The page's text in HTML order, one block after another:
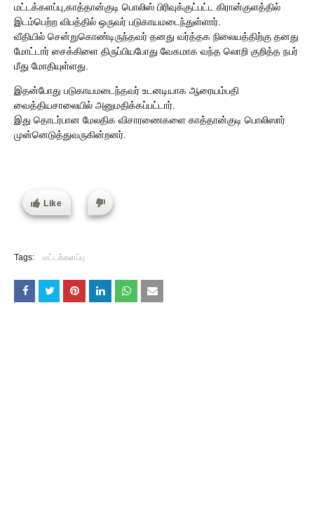
மட்டக்களப்பு,காத்தான்குடி பொலிஸ் பிரிவுக்குட்பட்ட கிரான்குளத்தில்
இடம்பெற்ற விபத்தில் ஒருவர் படுகாயமடைந்துள்ளார்.
வீதியில் சென்றுகொண்டிருந்தவர் தனது வர்த்தக நிலையத்திற்கு தனது
மோட்டார் சைக்கிளை திருப்பியபோது வேகமாக வந்த லொறி குறித்த நபர்
மீது மோதியுள்ளது.
இதன்போது படுகாயமடைந்தவர் உடனடியாக ஆரையம்பதி
வைத்தியசாலையில் அனுமதிக்கப்பட்டார்.
இது தொடர்பான மேலதிக விசாரணைகளை காத்தான்குடி பொலிஸார்
முன்னெடுத்துவருகின்றனர்.
Like
Tags: மட்டக்களப்பு